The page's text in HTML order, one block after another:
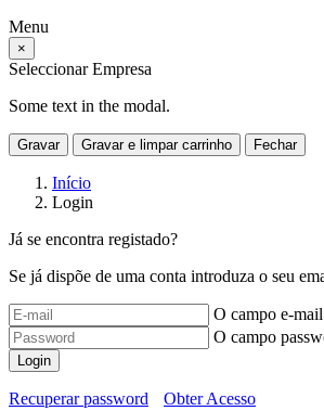
Menu
×
Seleccionar Empresa
Some text in the modal.
Gravar Gravar e limpar carrinho Fechar
Início
Login
Já se encontra registado?
Se já dispõe de uma conta introduza o seu
O campo e-
O campo
Login
Recuperar password Obter Acesso